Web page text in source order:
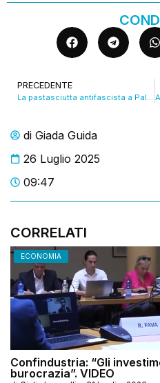
di Giada Guida
26 Luglio 2025
09:47
CORRELATI
ECONOMIA
Confindustria: “Gli
burocrazia”. VIDEO
PRECEDENTE
La pastasciutta antifascista a Palazzo d’Accursio. VIDEO